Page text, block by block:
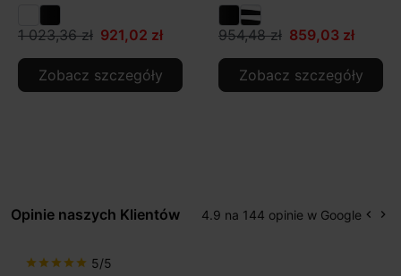
1 023,36 zł 921,02 zł
Zobacz szczegóły
954,48 zł 859,03 zł
Zobacz szczegóły
Opinie naszych Klientów 4.9 na 144 opinie w Google keyboard_arrow_left keyboard_arrow_right
star star star star star 5/5